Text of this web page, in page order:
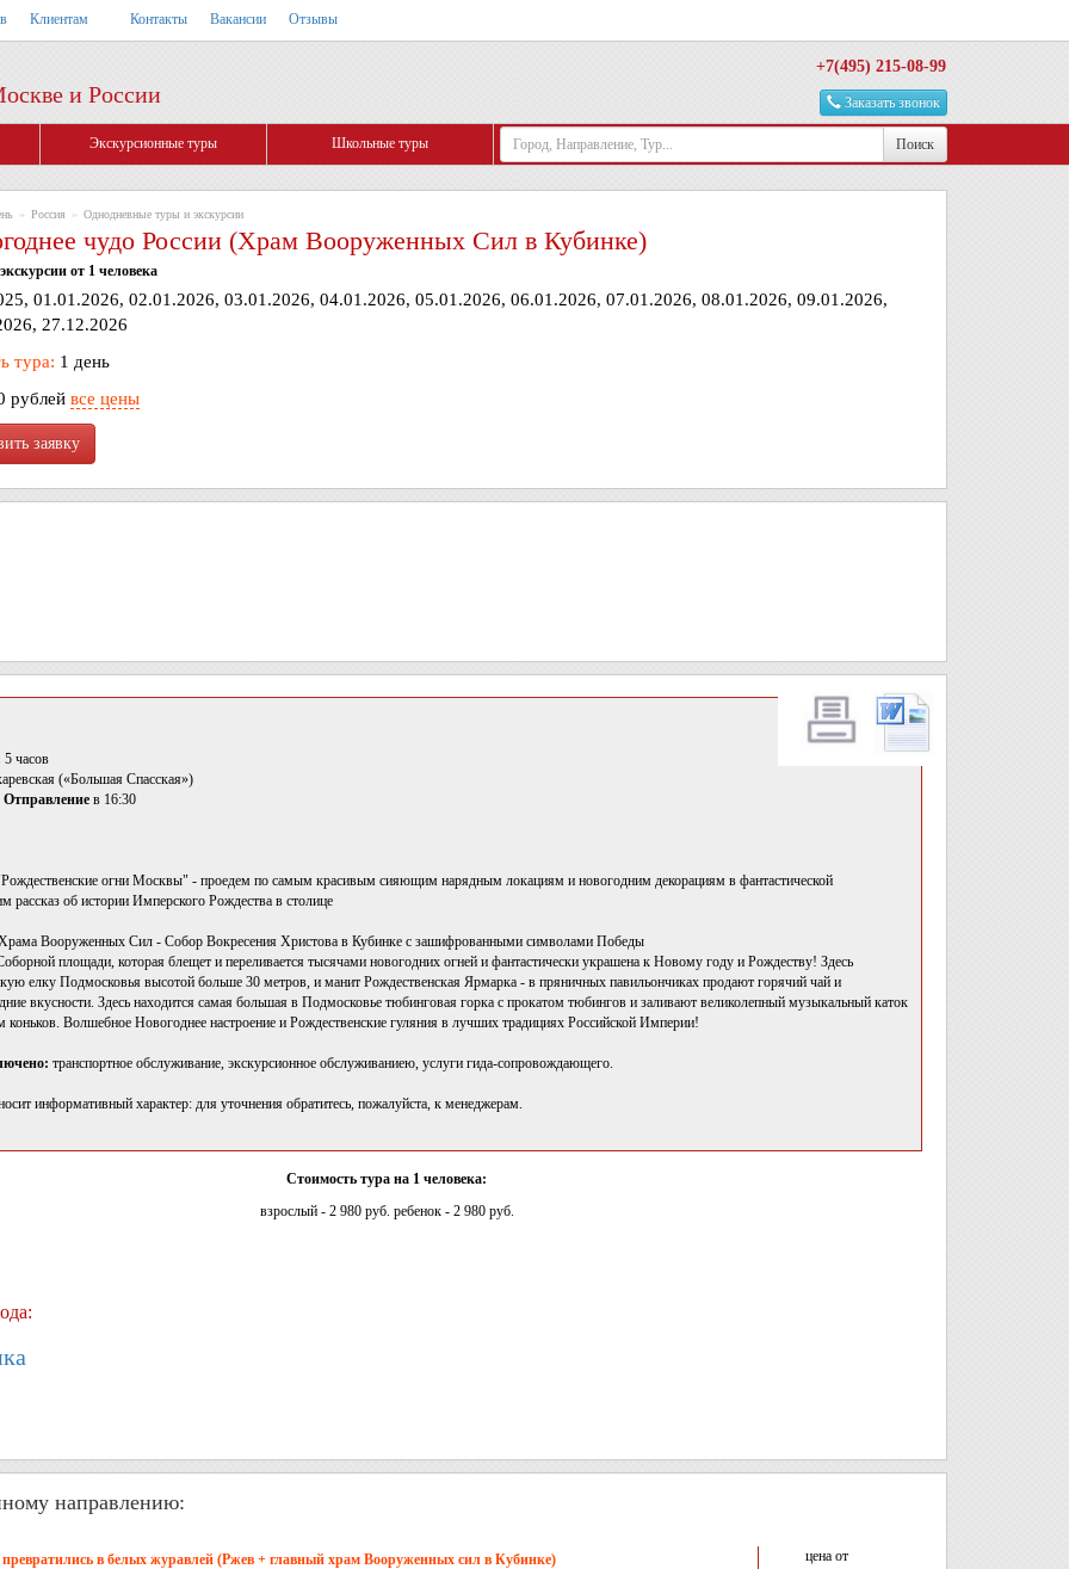
Клиентам Контакты Вакансии Отзывы
и России
+7(495) 215-08-99
Заказать звонок
Экскурсионные туры Школьные туры Поиск
» Россия » Однодневные туры и экскурсии
чудо России (Храм Вооруженных Сил в Кубинке)
от 1 человека
01.01.2026, 02.01.2026, 03.01.2026, 04.01.2026, 05.01.2026, 06.01.2026, 07.01.2026, 08.01.2026, 09.01.2026,
27.12.2026
тура: 1 день
рублей все цены
5 часов
(«Большая Спасская»)
Отправление в 16:30
огни Москвы" - проедем по самым красивым сияющим нарядным локациям и новогодним декорациям в фантастической
об истории Имперского Рождества в столице
Вооруженных Сил - Собор Вокресения Христова в Кубинке с зашифрованными символами Победы
площади, которая блещет и переливается тысячами новогодних огней и фантастически украшена к Новому году и Рождеству! Здесь
елку Подмосковья высотой больше 30 метров, и манит Рождественская Ярмарка - в пряничных павильончиках продают горячий чай и
вкусности. Здесь находится самая большая в Подмосковье тюбинговая горка с прокатом тюбингов и заливают великолепный музыкальный каток
коньков. Волшебное Новогоднее настроение и Рождественские гуляния в лучших традициях Российской Империи!
транспортное обслуживание, экскурсионное обслуживаниею, услуги гида-сопровождающего.
информативный характер: для уточнения обратитесь, пожалуйста, к менеджерам.
Стоимость тура на 1 человека:
взрослый - 2 980 руб. ребенок - 2 980 руб.
направлению:
в белых журавлей (Ржев + главный храм Вооруженных сил в Кубинке)
цена от